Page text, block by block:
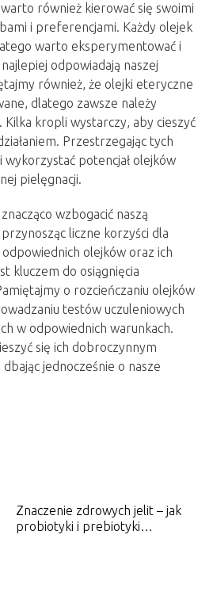
również kierować się swoimi
i preferencjami. Każdy olejek
warto eksperymentować i
odpowiadają naszej
również, że olejki eteryczne
dlatego zawsze należy
Kilka kropli wystarczy, aby cieszyć
Przestrzegając tych
wykorzystać potencjał olejków
pielęgnacji.
wzbogacić naszą
liczne korzyści dla
olejków oraz ich
kluczem do osiągnięcia
o rozcieńczaniu olejków
testów uczuleniowych
w odpowiednich warunkach.
się ich dobroczynnym
dbając jednocześnie o nasze
Znaczenie zdrowych jelit – jak
probiotyki i prebiotyki